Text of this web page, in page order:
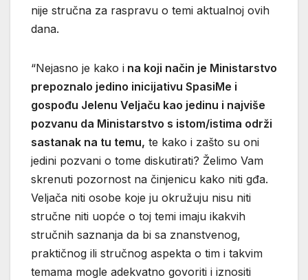
nije stručna za raspravu o temi aktualnoj ovih
dana.
“Nejasno je kako i na koji način je Ministarstvo
prepoznalo jedino inicijativu SpasiMe i
gospođu Jelenu Veljaču kao jedinu i najviše
pozvanu da Ministarstvo s istom/istima održi
sastanak na tu temu, te kako i zašto su oni
jedini pozvani o tome diskutirati? Želimo Vam
skrenuti pozornost na činjenicu kako niti gđa.
Veljača niti osobe koje ju okružuju nisu niti
stručne niti uopće o toj temi imaju ikakvih
stručnih saznanja da bi sa znanstvenog,
praktičnog ili stručnog aspekta o tim i takvim
temama mogle adekvatno govoriti i iznositi